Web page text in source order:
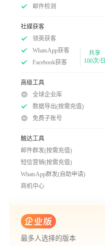
邮件检测
社媒获客
领英获客
WhatsApp获客
Facebook获客
共享
100次/日
高级工具
全球企业库
数据导出(按需充值)
免费子账号
触达工具
邮件群发(按需充值)
短信营销(按需充值)
WhatsApp群发(自助申请)
商机中心
最多人选择的版本